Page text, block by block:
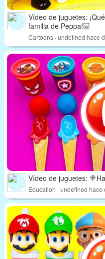
Vídeo de juguetes:
familia de Peppa!🐷
Cartoons · undefined hace
Vídeo de juguetes:
Education · undefined hace